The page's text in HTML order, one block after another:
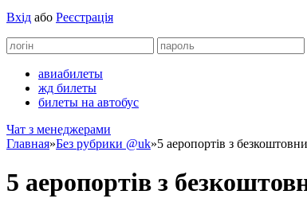
Вхід або Реєстрація
авиабилеты
жд билеты
билеты на автобус
Чат з менеджерами
Главная»Без рубрики @uk»5 аеропортів з
5 аеропортів з